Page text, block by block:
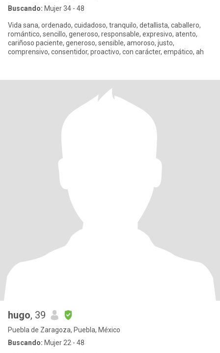
Buscando: Mujer 34 - 48
Vida sana, ordenado, cuidadoso, tranquilo, detallista, caballero,
romántico, sencillo, generoso, responsable, expresivo, atento,
cariñoso paciente, generoso, sensible, amoroso, justo,
comprensivo, consentidor, proactivo, con carácter, empático, ah
hugo, 39
Puebla de Zaragoza, Puebla, México
Buscando: Mujer 22 - 48